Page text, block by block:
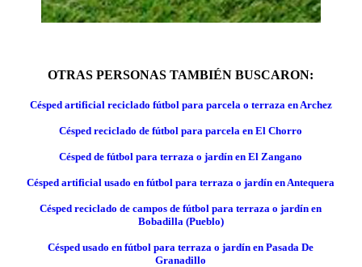
OTRAS PERSONAS TAMBIÉN BUSCARON:
Césped artificial reciclado fútbol para parcela o terraza en Archez
Césped reciclado de fútbol para parcela en El Chorro
Césped de fútbol para terraza o jardín en El Zangano
Césped artificial usado en fútbol para terraza o jardín en Antequera
Césped reciclado de campos de fútbol para terraza o jardín en
Bobadilla (Pueblo)
Césped usado en fútbol para terraza o jardín en Pasada De
Granadillo